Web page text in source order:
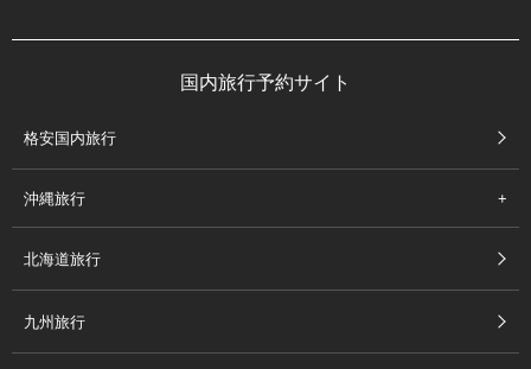
国内旅行予約サイト
格安国内旅行
沖縄旅行
北海道旅行
九州旅行